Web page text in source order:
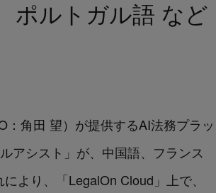
ポルトガル語 など
角田 望）が提供するAI法務プラッ
アシスト」が、中国語、フランス
より、「LegalOn Cloud」上で、